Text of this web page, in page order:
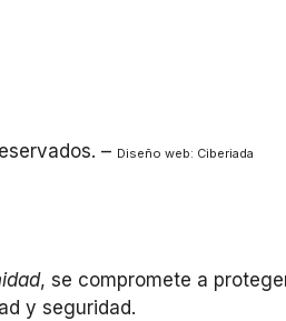
– Diseño web: Ciberiada
, se compromete a
y seguridad.